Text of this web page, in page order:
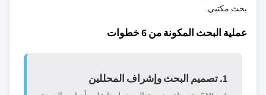
بحث مكتبي.
عملية البحث المكونة من 6 خطوات
1. تصميم البحث وإشراف المحللين